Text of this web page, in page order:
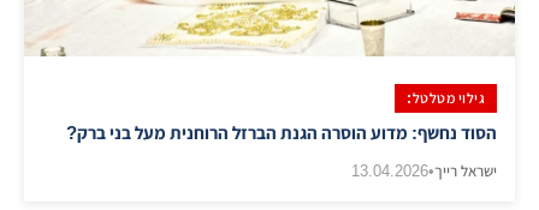
​גילוי מטלטל:
הסוד נחשף: מדוע הוסרה הגנת הברזל הרוחנית מעל בני ברק?
ישראל רייך•
13.04.2026